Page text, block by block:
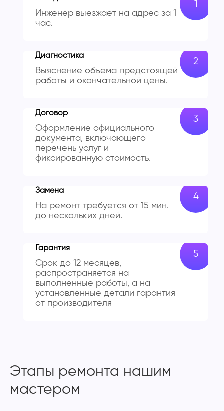
Инженер выезжает на адрес за 1
час.
Диагностика
Выяснение объема предстоящей
работы и окончательной цены.
Договор
Оформление официального
документа, включающего
перечень услуг и
фиксированную стоимость.
Замена
На ремонт требуется от 15 мин.
до нескольких дней.
Гарантия
Срок до 12 месяцев,
распространяется на
выполненные работы, а на
установленные детали гарантия
от производителя
Этапы ремонта нашим
мастером